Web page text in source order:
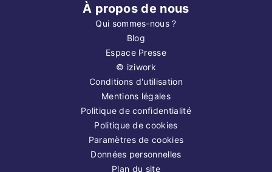
À propos de nous
Qui sommes-nous ?
Blog
Espace Presse
© iziwork
Conditions d'utilisation
Mentions légales
Politique de confidentialité
Politique de cookies
Paramètres de cookies
Données personnelles
Plan du site